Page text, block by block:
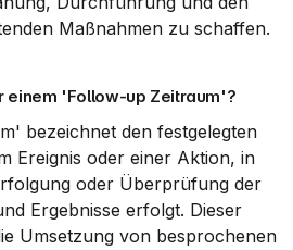
Maßnahmen zu schaffen.
einem 'Follow-up Zeitraum'?
bezeichnet den festgelegten
Ereignis oder einer Aktion, in
oder Überprüfung der
Ergebnisse erfolgt. Dieser
Umsetzung von besprochenen